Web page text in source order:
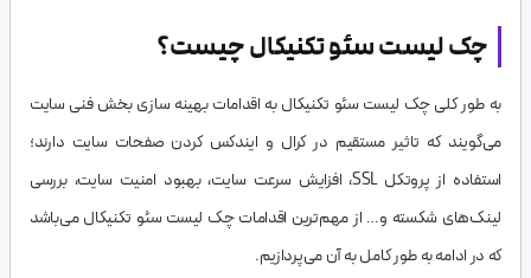
چک لیست سئو تکنیکال چیست؟
به طور کلی چک لیست سئو تکنیکال به اقدامات بهینه سازی بخش فنی سایت
می‌گویند که تاثیر مستقیم در کرال و ایندکس کردن صفحات سایت دارند؛
استفاده از پروتکل SSL، افزایش سرعت سایت، بهبود امنیت سایت، بررسی
لینک‌های شکسته و… از مهم‌ترین اقدامات چک لیست سئو تکنیکال می‌باشد
که در ادامه به طور کامل به آن می‌پردازیم.